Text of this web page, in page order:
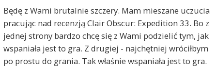
Będę z Wami brutalnie szczery. Mam mieszane uczucia
pracując nad recenzją Clair Obscur: Expedition 33. Bo z
jednej strony bardzo chcę się z Wami podzielić tym, jak
wspaniała jest to gra. Z drugiej - najchętniej wróciłbym
po prostu do grania. Tak właśnie wspaniała jest to gra.